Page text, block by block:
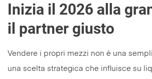
Inizia il 2026 alla
il partner giusto
Vendere i propri mezzi non è una
una scelta strategica che influisce su